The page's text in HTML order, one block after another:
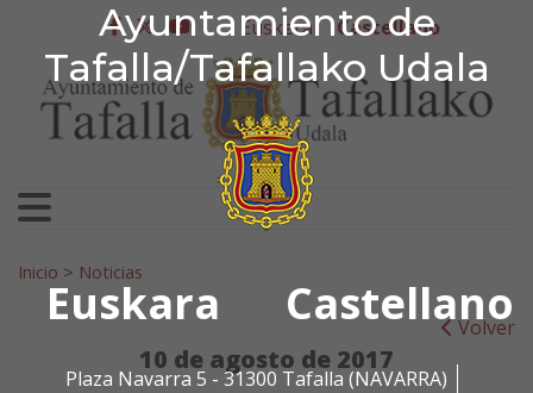
Ayuntamiento de
Tafalla/Tafallako Udala
Euskara Castellano
Plaza Navarra 5 - 31300 Tafalla (NAVARRA)
Ir al contenido
Ayuntamiento de
facebook
twitter
youtube
Euskera Castellano
Search for:
Inicio > Noticias
Volver
10 de agosto de 2017